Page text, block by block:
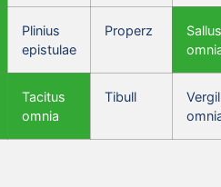
Plinius
epistulae
Properz
Tacitus
omnia
Tibull
Vergil